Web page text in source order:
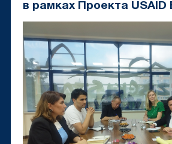
в рамках Проекта USAID